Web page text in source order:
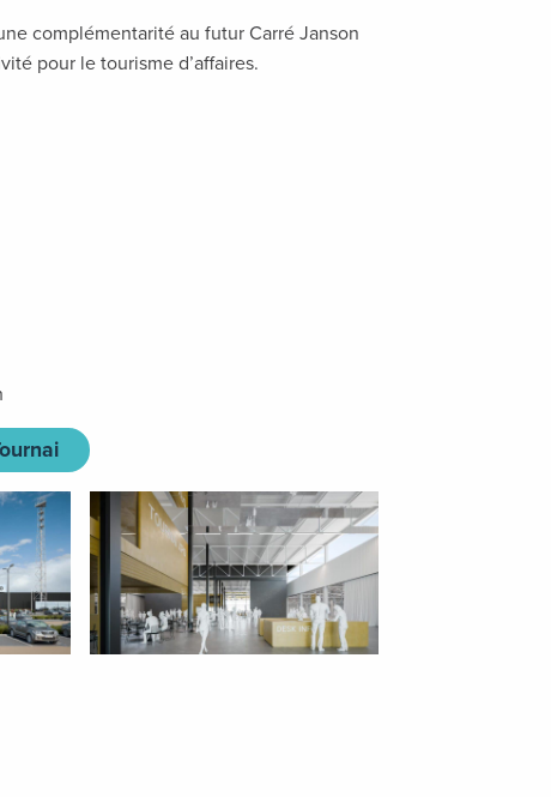
complémentarité au futur Carré Janson
pour le tourisme d’affaires.